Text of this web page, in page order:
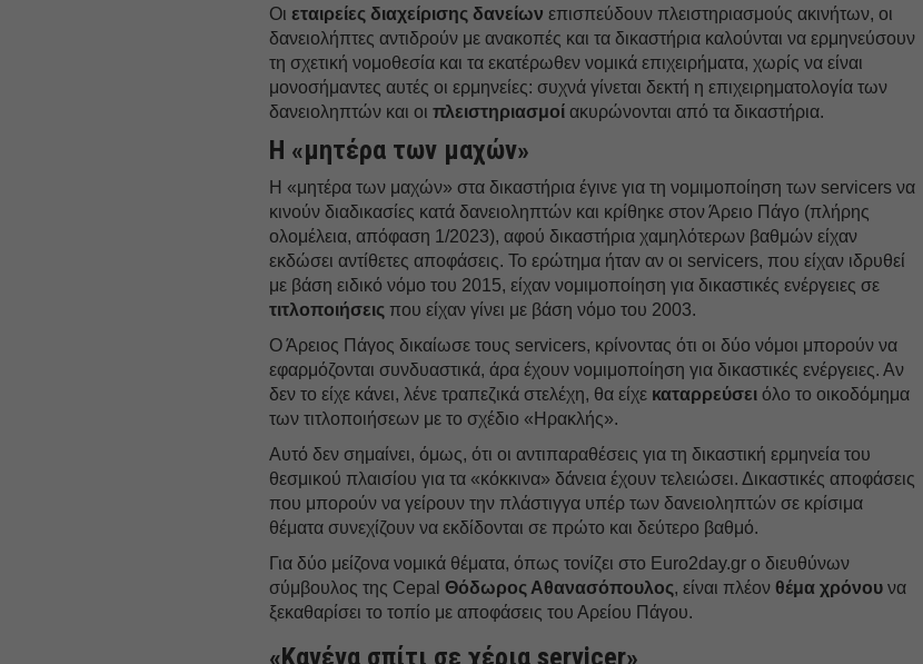
Οιεταιρείες διαχείρισης δανείων επισπεύδουν πλειστηριασμούς ακινήτων, οι
δανειολήπτες αντιδρούν με ανακοπές και τα δικαστήρια καλούνται να ερμηνεύσουν
τη σχετική νομοθεσία και τα εκατέρωθεν νομικά επιχειρήματα, χωρίς να είναι
μονοσήμαντες αυτές οι ερμηνείες: συχνά γίνεται δεκτή η επιχειρηματολογία των
δανειοληπτών και οιπλειστηριασμοί ακυρώνονται από τα δικαστήρια.
H «μητέρα των μαχών»
Η «μητέρα των μαχών» στα δικαστήρια έγινε για τη νομιμοποίηση των servicers να
κινούν διαδικασίες κατά δανειοληπτών και κρίθηκε στον Άρειο Πάγο (πλήρης
ολομέλεια, απόφαση 1/2023), αφού δικαστήρια χαμηλότερων βαθμών είχαν
εκδώσει αντίθετες αποφάσεις. Το ερώτημα ήταν αν οι servicers, που είχαν ιδρυθεί
με βάση ειδικό νόμο του 2015, είχαν νομιμοποίηση για δικαστικές ενέργειες σε
τιτλοποιήσεις που είχαν γίνει με βάση νόμο του 2003.
Ο Άρειος Πάγος δικαίωσε τους servicers, κρίνοντας ότι οι δύο νόμοι μπορούν να
εφαρμόζονται συνδυαστικά, άρα έχουν νομιμοποίηση για δικαστικές ενέργειες. Αν
δεν το είχε κάνει, λένε τραπεζικά στελέχη, θα είχε καταρρεύσει όλο το οικοδόμημα
των τιτλοποιήσεων με το σχέδιο «Ηρακλής».
Αυτό δεν σημαίνει, όμως, ότι οι αντιπαραθέσεις για τη δικαστική ερμηνεία του
θεσμικού πλαισίου για τα «κόκκινα» δάνεια έχουν τελειώσει. Δικαστικές αποφάσεις
που μπορούν να γείρουν την πλάστιγγα υπέρ των δανειοληπτών σε κρίσιμα
θέματα συνεχίζουν να εκδίδονται σε πρώτο και δεύτερο βαθμό.
Για δύο μείζονα νομικά θέματα, όπως τονίζει στο Euro2day.gr ο διευθύνων
σύμβουλος της CepalΘόδωρος Αθανασόπουλος, είναι πλέον θέμα χρόνου να
ξεκαθαρίσει το τοπίο με αποφάσεις του Αρείου Πάγου.
«Κανένα σπίτι σε χέρια servicer»